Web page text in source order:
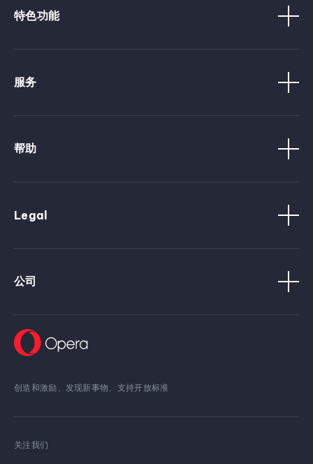
特色功能
服务
帮助
Legal
公司
创造和激励、发现新事物、支持开放标准
关注我们